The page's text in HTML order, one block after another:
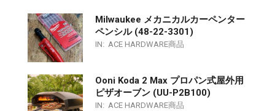
Milwaukee メカニカルカーペンター
ペンシル (48-22-3301)
IN: ACE HARDWARE商品
Ooni Koda 2 Max プロパン式屋外用
ピザオーブン (UU-P2B100)
IN: ACE HARDWARE商品